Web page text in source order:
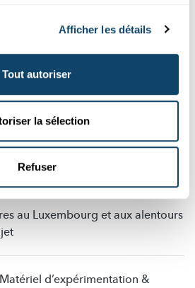
Afficher les détails
Tout autoriser
la sélection
Refuser
et de répéter les étapes 2 et